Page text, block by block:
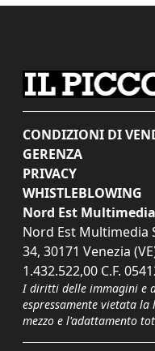
CONDIZIONI DI
GERENZA
PRIVACY
WHISTLEBLOWING
Nord Est
Nord Est Multimedia
34, 30171 Venezia
1.432.522,00 C.F.
I diritti delle immagini e
espressamente vietata
mezzo e l'adattamento